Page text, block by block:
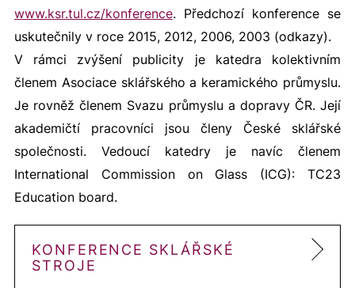
www.ksr.tul.cz/konference. Předchozí konference se
uskutečnily v roce 2015, 2012, 2006, 2003 (odkazy).
V rámci zvýšení publicity je katedra kolektivním
členem Asociace sklářského a keramického průmyslu.
Je rovněž členem Svazu průmyslu a dopravy ČR. Její
akademičtí pracovníci jsou členy České sklářské
společnosti. Vedoucí katedry je navíc členem
International Commission on Glass (ICG): TC23
Education board.
KONFERENCE SKLÁŘSKÉ
STROJE